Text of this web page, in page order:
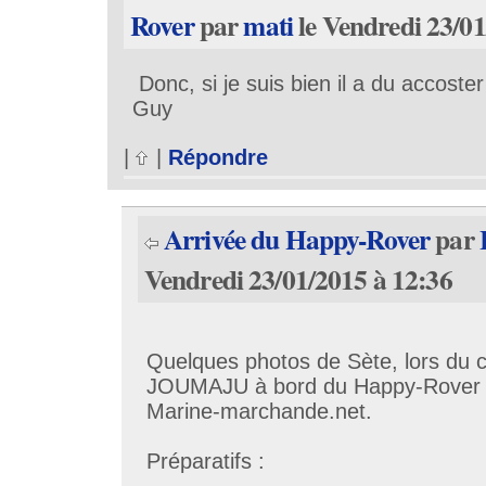
Roverparmatile Vendredi 23/
Donc, si je suis bien il a du
Guy
| | Répondre
Arrivée du Happy-Roverpar
Vendredi 23/01/2015 à 12:36
Quelques photos de Sète, lors du
JOUMAJU à bord du Happy-
Marine-marchande.net.
Préparatifs :